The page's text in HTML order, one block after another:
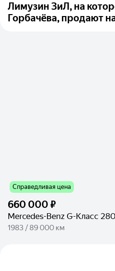
Лимузин ЗиЛ, на
Горбачёва, продают
Справедливая цена
660 000 ₽
Mercedes-Benz G-Класс
1983 / 89 000 км